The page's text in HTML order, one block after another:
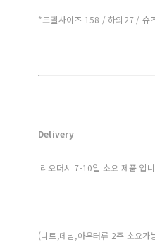
*모델사이즈 158 / 하의27 / 슈
Delivery
리오더시 7-10일 소요 제품 입
(니트,데님,아우터류 2주 소요가